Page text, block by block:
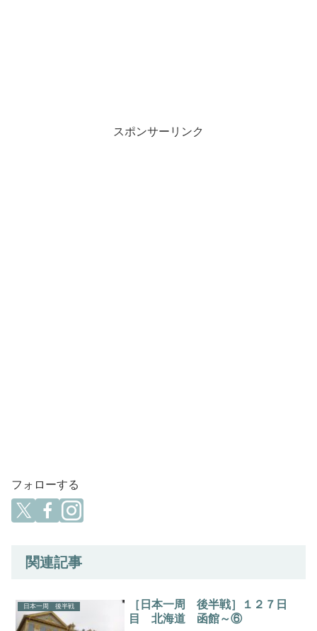
スポンサーリンク
フォローする
関連記事
日本一周 後半戦
［日本一周 後半戦］１２７日
目 北海道 函館～⑥